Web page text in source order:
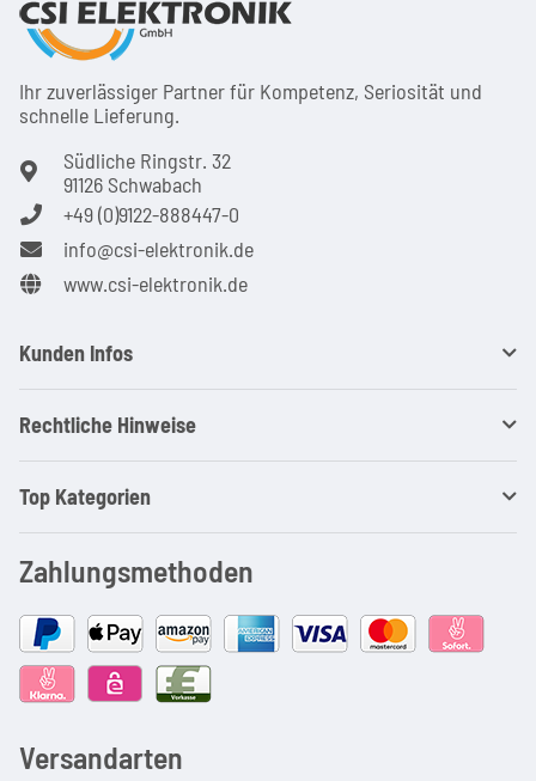
Ihr zuver­läs­siger Partner für Kom­pe­tenz, Seri­osi­tät und
schnel­le Lie­ferung.
Südliche Ringstr. 32
91126 Schwabach
+49 (0)9122-888447-0
info@csi-elektronik.de
www.csi-elektronik.de
Kunden Infos
Rechtliche Hinweise
Top Kategorien
Zahlungsmethoden
Versandarten